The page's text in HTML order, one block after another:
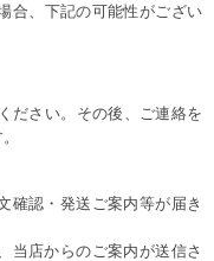
合、下記の可能性がござい
ださい。その後、ご連絡を
確認・発送ご案内等が届き
当店からのご案内が送信さ